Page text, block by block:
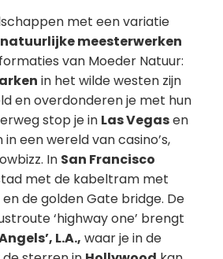
met een variatie
natuurlijke meesterwerken
van Moeder Natuur:
in het wilde westen zijn
en overdonderen je met hun
stop je in Las Vegasen
in een wereld van casino’s,
In San Francisco
met de kabeltram met
de golden Gate bridge. De
‘highway one’ brengt
L.A., waar je in de